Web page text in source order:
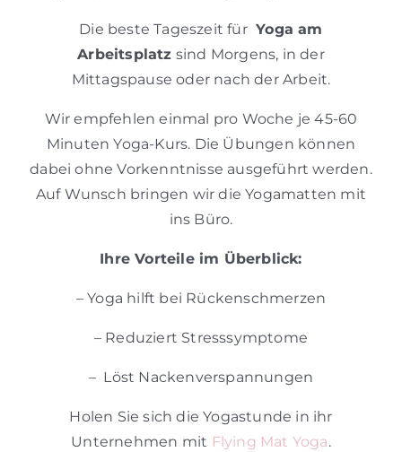
Die beste Tageszeit für Yoga am
Arbeitsplatz sind Morgens, in der
Mittagspause oder nach der Arbeit.
Wir empfehlen einmal pro Woche je 45-60
Minuten Yoga-Kurs. Die Übungen können
dabei ohne Vorkenntnisse ausgeführt werden.
Auf Wunsch bringen wir die Yogamatten mit
ins Büro.
Ihre Vorteile im Überblick:
– Yoga hilft bei Rückenschmerzen
– Reduziert Stresssymptome
– Löst Nackenverspannungen
Holen Sie sich die Yogastunde in ihr
Unternehmen mit Flying Mat Yoga.